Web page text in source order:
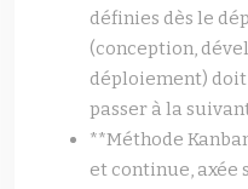
définies dès le
(conception,
déploiement)
passer à la
**Méthode
et continue, axée